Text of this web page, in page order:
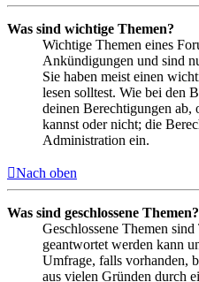
Was sind wichtige Themen?
Wichtige Themen eines
Ankündigungen und sind
Sie haben meist einen
lesen solltest. Wie bei den
deinen Berechtigungen ab,
kannst oder nicht; die
Administration ein.
Nach oben
Was sind geschlossene Themen?
Geschlossene Themen
geantwortet werden kann
Umfrage, falls vorhanden,
aus vielen Gründen durch